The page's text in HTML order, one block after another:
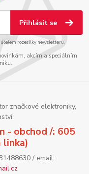
Přihlásit se
rozesílky newsletteru.
akcím a speciálním
značkové elektroniky,
- obchod /: 605
linka)
/ email: